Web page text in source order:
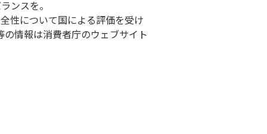
ンスを。
性について国による評価を受け
情報は消費者庁のウェブサイト